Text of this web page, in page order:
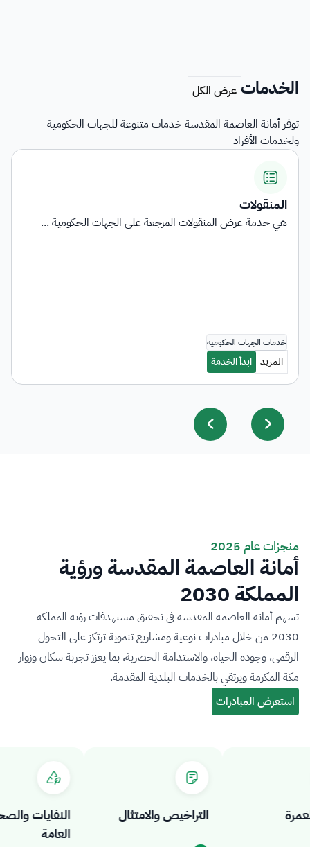
الخدمات
توفر أمانة العاصمة المقدسة خدمات متنوعة للجهات الحكومية
ولخدمات الأفراد
المنقولات
هي خدمة عرض المنقولات المرجعة على الجهات الحكومية ...
منجزات عام 2025
أمانة العاصمة المقدسة ورؤية
المملكة 2030
تسهم أمانة العاصمة المقدسة في تحقيق مستهدفات رؤية المملكة
2030 من خلال مبادرات نوعية ومشاريع تنموية ترتكز على التحول
الرقمي، وجودة الحياة، والاستدامة الحضرية، بما يعزز تجربة سكان وزوار
مكة المكرمة ويرتقي بالخدمات البلدية المقدمة.
النفايات والصحة
العامة
التراخيص والامتثال